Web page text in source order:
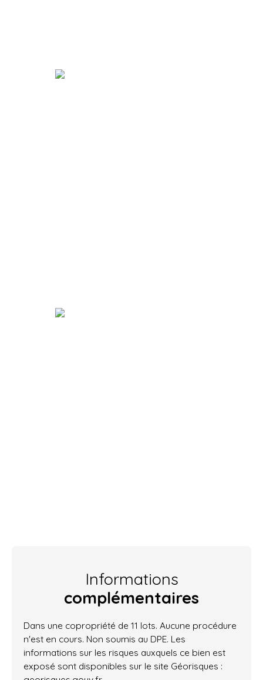
Informations
complémentaires
Dans une copropriété de 11 lots. Aucune procédure
n'est en cours. Non soumis au DPE. Les
informations sur les risques auxquels ce bien est
exposé sont disponibles sur le site Géorisques :